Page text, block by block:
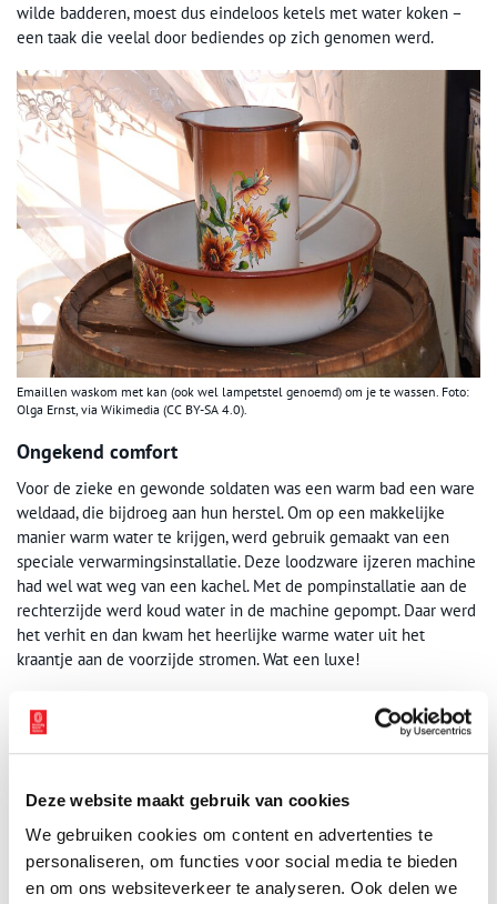
Deze website maakt gebruik van cookies
We gebruiken cookies om content en advertenties te
personaliseren, om functies voor social media te bieden
en om ons websiteverkeer te analyseren. Ook delen we
wilde badderen, moest dus eindeloos ketels met water koken –
een taak die veelal door bediendes op zich genomen werd.
Emaillen waskom met kan (ook wel lampetstel genoemd) om je te wassen. Foto:
Olga Ernst, via Wikimedia (CC BY-SA 4.0).
Ongekend comfort
Voor de zieke en gewonde soldaten was een warm bad een ware
weldaad, die bijdroeg aan hun herstel. Om op een makkelijke
manier warm water te krijgen, werd gebruik gemaakt van een
speciale verwarmingsinstallatie. Deze loodzware ijzeren machine
had wel wat weg van een kachel. Met de pompinstallatie aan de
rechterzijde werd koud water in de machine gepompt. Daar werd
het verhit en dan kwam het heerlijke warme water uit het
kraantje aan de voorzijde stromen. Wat een luxe!